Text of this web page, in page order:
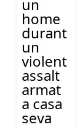
un
home
durant
un
violent
assalt
armat
a casa
seva